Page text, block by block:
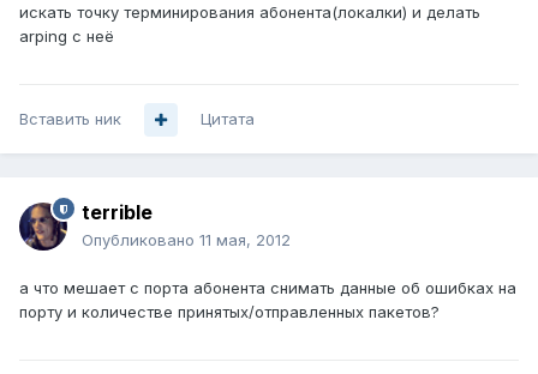
искать точку терминирования абонента(локалки) и делать
arping с неё
Вставить ник Цитата
terrible
Опубликовано 11 мая, 2012
а что мешает с порта абонента снимать данные об ошибках на
порту и количестве принятых/отправленных пакетов?